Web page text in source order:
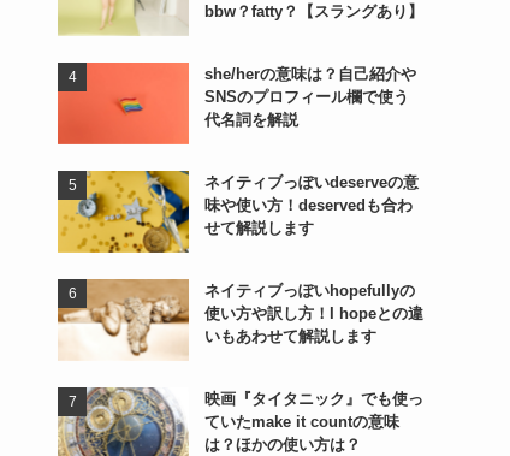
bbw？fatty？【スラングあり】
she/herの意味は？自己紹介や
SNSのプロフィール欄で使う
代名詞を解説
ネイティブっぽいdeserveの意
味や使い方！deservedも合わ
せて解説します
ネイティブっぽいhopefullyの
使い方や訳し方！I hopeとの違
いもあわせて解説します
映画『タイタニック』でも使っ
ていたmake it countの意味
は？ほかの使い方は？